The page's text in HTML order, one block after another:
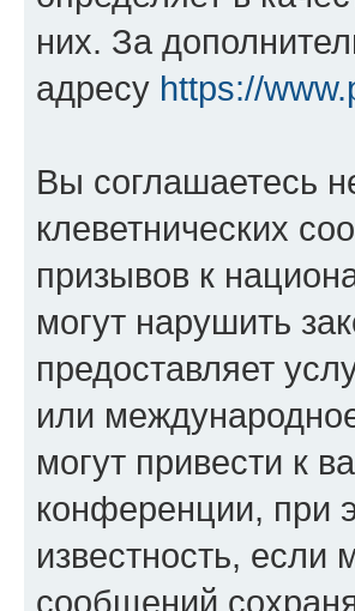
них. За
адресу https://
Вы соглашаетесь
клеветнических
призывов к
могут нарушить
предоставляет
или
могут привести к
конференции, при
известность,
сообщений